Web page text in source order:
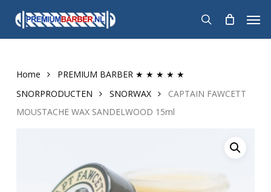
main
search
Home
PREMIUM BARBER ★ ★ ★ ★ ★
SNORPRODUCTEN
SNORWAX
CAPTAIN FAWCETT
MOUSTACHE WAX SANDELWOOD 15ml